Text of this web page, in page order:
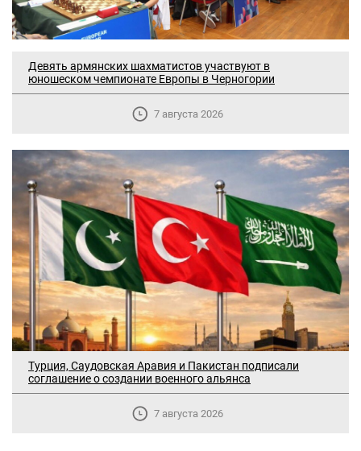
Девять армянских шахматистов участвуют в
юношеском чемпионате Европы в Черногории
7 августа 2026
Турция, Саудовская Аравия и Пакистан подписали
соглашение о создании военного альянса
7 августа 2026
В Москве прошло заседание
дискуссионного форума «Лорис
предотвращение геноцидов»